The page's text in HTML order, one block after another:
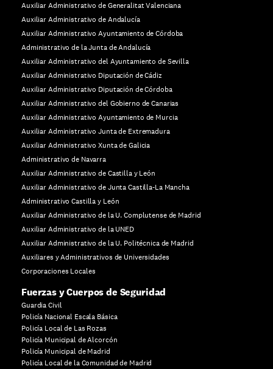
Auxiliar Administrativo de Generalitat Valenciana
Auxiliar Administrativo de Andalucía
Auxiliar Administrativo Ayuntamiento de Córdoba
Administrativo de la Junta de Andalucía
Auxiliar Administrativo del Ayuntamiento de Sevilla
Auxiliar Administrativo Diputación de Cádiz
Auxiliar Administrativo Diputación de Córdoba
Auxiliar Administrativo del Gobierno de Canarias
Auxiliar Administrativo Ayuntamiento de Murcia
Auxiliar Administrativo Junta de Extremadura
Auxiliar Administrativo Xunta de Galicia
Administrativo de Navarra
Auxiliar Administrativo de Castilla y León
Auxiliar Administrativo de Junta Castilla-La Mancha
Administrativo Castilla y León
Auxiliar Administrativo de la U. Complutense de Madrid
Auxiliar Administrativo de la UNED
Auxiliar Administrativo de la U. Politécnica de Madrid
Auxiliares y Administrativos de Universidades
Corporaciones Locales
Fuerzas y Cuerpos de Seguridad
Guardia Civil
Policía Nacional Escala Básica
Policía Local de Las Rozas
Policía Municipal de Alcorcón
Policía Municipal de Madrid
Policía Local de la Comunidad de Madrid